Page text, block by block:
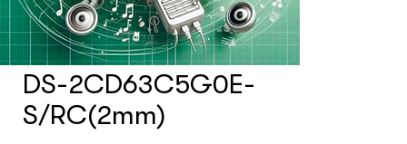
Счетчики посетителей
Защита товара на стеллажах
DS-2CD63C5G0E-
S/RC(2mm)